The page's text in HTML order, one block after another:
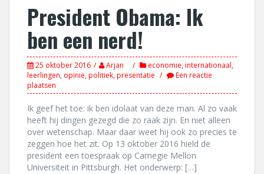
President Obama: Ik
ben een nerd!
25 oktober 2016 Arjan economie,internationaal,
leerlingen, opinie,politiek,presentatie
Een reactie
plaatsen
Ik geef het toe: ik ben idolaat van deze man. Al zo vaak
heeft hij dingen gezegd die zo raak zijn. En niet alleen
over wetenschap. Maar daar weet hij ook zo precies te
zeggen hoe het zit. Op 13 oktober 2016 hield de
president een toespraak op Carnegie Mellon
Universiteit in Pittsburgh. Het onderwerp: […]